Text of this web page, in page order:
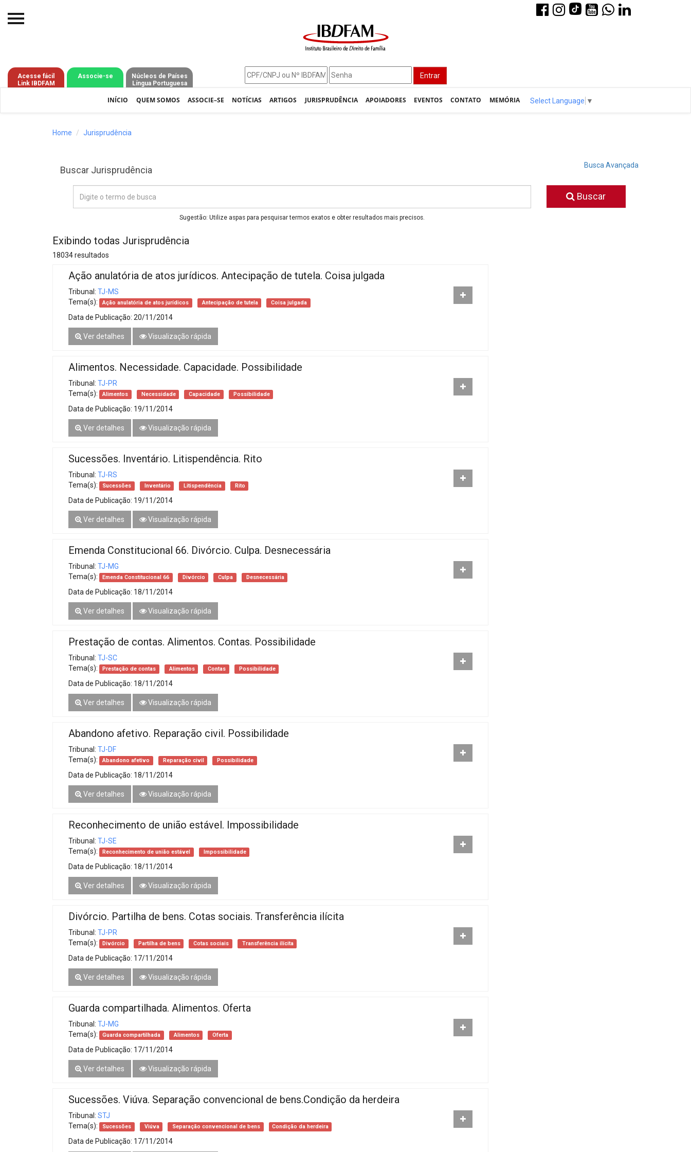
Entrar
Acesse fácil
Link IBDFAM
Associe-se
Núcleos de Países
Língua Portuguesa
INÍCIO QUEM SOMOS ASSOCIE–SE NOTÍCIAS ARTIGOS JURISPRUDÊNCIA APOIADORES EVENTOS CONTATO MEMÓRIA Select Language ▼
O IBDFAM
Notícias
Publicações
Pós-Graduação
Eventos / Lives
Alienação Parental
Encontre um Escritório
Home Jurisprudência
Buscar Jurisprudência Busca Avançada
Sugestão: Utilize aspas para pesquisar termos exatos e obter resultados mais precisos.
Buscar
Exibindo todas Jurisprudência
18034 resultados
Ação anulatória de atos jurídicos. Antecipação de tutela. Coisa julgada
Tribunal: TJ-MS
Tema(s):
Ação anulatória de atos jurídicos Antecipação de tutela Coisa julgada
Data de Publicação: 20/11/2014
Ver detalhes Visualização rápida
Alimentos. Necessidade. Capacidade. Possibilidade
Tribunal: TJ-PR
Tema(s):
Alimentos Necessidade Capacidade Possibilidade
Data de Publicação: 19/11/2014
Ver detalhes Visualização rápida
Sucessões. Inventário. Litispendência. Rito
Tribunal: TJ-RS
Tema(s):
Sucessões Inventário Litispendência Rito
Data de Publicação: 19/11/2014
Ver detalhes Visualização rápida
Emenda Constitucional 66. Divórcio. Culpa. Desnecessária
Tribunal: TJ-MG
Tema(s):
Emenda Constitucional 66 Divórcio Culpa Desnecessária
Data de Publicação: 18/11/2014
Ver detalhes Visualização rápida
Prestação de contas. Alimentos. Contas. Possibilidade
Tribunal: TJ-SC
Tema(s):
Prestação de contas Alimentos Contas Possibilidade
Data de Publicação: 18/11/2014
Ver detalhes Visualização rápida
Abandono afetivo. Reparação civil. Possibilidade
Tribunal: TJ-DF
Tema(s):
Abandono afetivo Reparação civil Possibilidade
Data de Publicação: 18/11/2014
Ver detalhes Visualização rápida
Reconhecimento de união estável. Impossibilidade
Tribunal: TJ-SE
Tema(s):
Reconhecimento de união estável Impossibilidade
Data de Publicação: 18/11/2014
Ver detalhes Visualização rápida
Divórcio. Partilha de bens. Cotas sociais. Transferência ilícita
Tribunal: TJ-PR
Tema(s):
Divórcio Partilha de bens Cotas sociais Transferência ilícita
Data de Publicação: 17/11/2014
Ver detalhes Visualização rápida
Guarda compartilhada. Alimentos. Oferta
Tribunal: TJ-MG
Tema(s):
Guarda compartilhada Alimentos Oferta
Data de Publicação: 17/11/2014
Ver detalhes Visualização rápida
Sucessões. Viúva. Separação convencional de bens.Condição da herdeira
Tribunal: STJ
Tema(s):
Sucessões Viúva Separação convencional de bens Condição da herdeira
Data de Publicação: 17/11/2014